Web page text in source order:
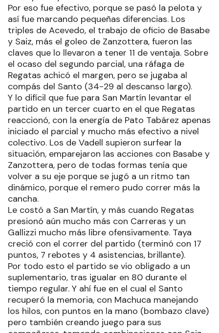
Por eso fue efectivo, porque se pasó la pelota y
así fue marcando pequeñas diferencias. Los
triples de Acevedo, el trabajo de oficio de Basabe
y Saiz, más el goleo de Zanzottera, fueron las
claves que lo llevaron a tener 11 de ventaja. Sobre
el ocaso del segundo parcial, una ráfaga de
Regatas achicó el margen, pero se jugaba al
compás del Santo (34-29 al descanso largo).
Y lo difícil que fue para San Martín levantar el
partido en un tercer cuarto en el que Regatas
reaccionó, con la energía de Pato Tabárez apenas
iniciado el parcial y mucho más efectivo a nivel
colectivo. Los de Vadell supieron surfear la
situación, emparejaron las acciones con Basabe y
Zanzottera, pero de todas formas tenía que
volver a su eje porque se jugó a un ritmo tan
dinámico, porque el remero pudo correr más la
cancha.
Le costó a San Martín, y más cuando Regatas
presionó aún mucho más con Carreras y un
Gallizzi mucho más libre ofensivamente. Taya
creció con el correr del partido (terminó con 17
puntos, 7 rebotes y 4 asistencias, brillante).
Por todo esto el partido se vio obligado a un
suplementario, tras igualar en 80 durante el
tiempo regular. Y ahí fue en el cual el Santo
recuperó la memoria, con Machuca manejando
los hilos, con puntos en la mano (bombazo clave)
pero también creando juego para sus